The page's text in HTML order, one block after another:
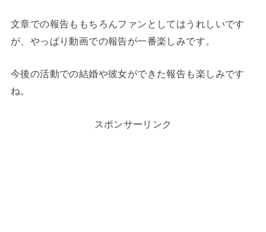
文章での報告ももちろんファンとしてはうれしいです
が、やっぱり動画での報告が一番楽しみです。
今後の活動での結婚や彼女ができた報告も楽しみです
ね。
スポンサーリンク